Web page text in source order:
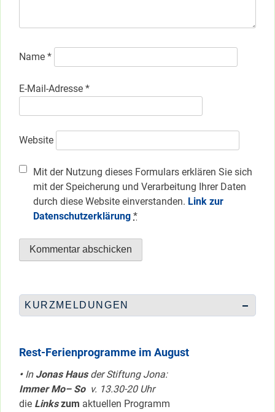
Name *
E-Mail-Adresse *
Website
Mit der Nutzung dieses Formulars erklären Sie sich
mit der Speicherung und Verarbeitung Ihrer Daten
durch diese Website einverstanden. Link zur
Datenschutzerklärung *
KURZMELDUNGEN
Rest-Ferienprogramme im August
•InJonas Hausder Stiftung Jona:
Immer Mo– So v. 13.30-20 Uhr
die Linkszum aktuellen Programm